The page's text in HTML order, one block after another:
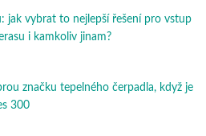
jak vybrat to nejlepší řešení pro vstup
i kamkoliv jinam?
značku tepelného čerpadla, když je
300